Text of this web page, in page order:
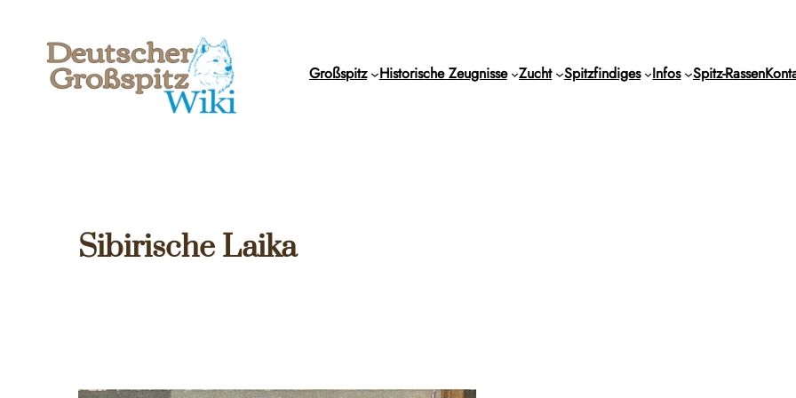
Inhalt
springen
Großspitz Historische Zeugnisse Zucht Spitzfindiges Infos Spitz-Rassen
Sibirische Laika